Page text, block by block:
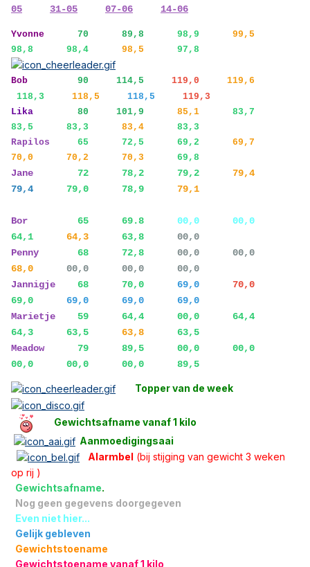
05
31-05 07-06 14-06
Yvonne 70 89,8 98,9 99,5
98,8 98,4 98,5 97,8
Bob 90 114,5 119,0
119,6
118,3 118,5 118,5 119,3
Lika
80 101,9 85,1
83,7
83,5 83,3 83,4
83,3
Rapilos 65 72,5 69,2
69,7
70,0 70,2 70,3
69,8
Jane 72 78,2 79,2 79,4
79,4
79,0 78,9 79,1
Bor 65 69.8
00,0 00,0
64,1 64,3 63,8 00,0
Penny 68 72,8
00,0 00,0
68,0 00,0 00,0 00,0
Jannigje 68 70,0 69,0 70,0
69,0 69,0 69,0 69,0
Marietje 59 64,4 00,0 64,4
64,3 63,5
63,8 63,5
Meadow79 89,5 00,0 00,0
00,0 00,0 00,0 89,5
Topper van de week
Gewichtsafname vanaf 1 kilo
Aanmoedigingsaai
Alarmbel (bij stijging van gewicht 3 weken
op rij )
Gewichtsafname.
Nog geen gegevens doorgegeven
Even niet hier...
Gelijk gebleven
Gewichtstoename
Gewichtstoename vanaf 1 kilo